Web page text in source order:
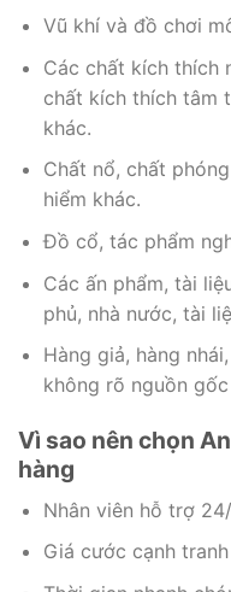
Vũ khí và đồ chơi
Các chất kích thích
chất kích thích tâm
khác.
Chất nổ, chất
hiểm khác.
Đồ cổ, tác phẩm
Các ấn phẩm, tài
phủ, nhà nước, tài
Hàng giả, hàng
không rõ nguồn
Vì sao nên chọn
hàng
Nhân viên hỗ trợ
Giá cước cạnh tranh